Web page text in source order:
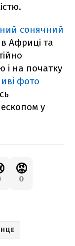
сонячний
Африці та
і на початку
фото
у
😡
0